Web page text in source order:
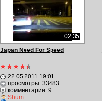
02:35
Japan Need For Speed
22.05.2011 19:01
просмотры: 33483
комментарии:9
Shum